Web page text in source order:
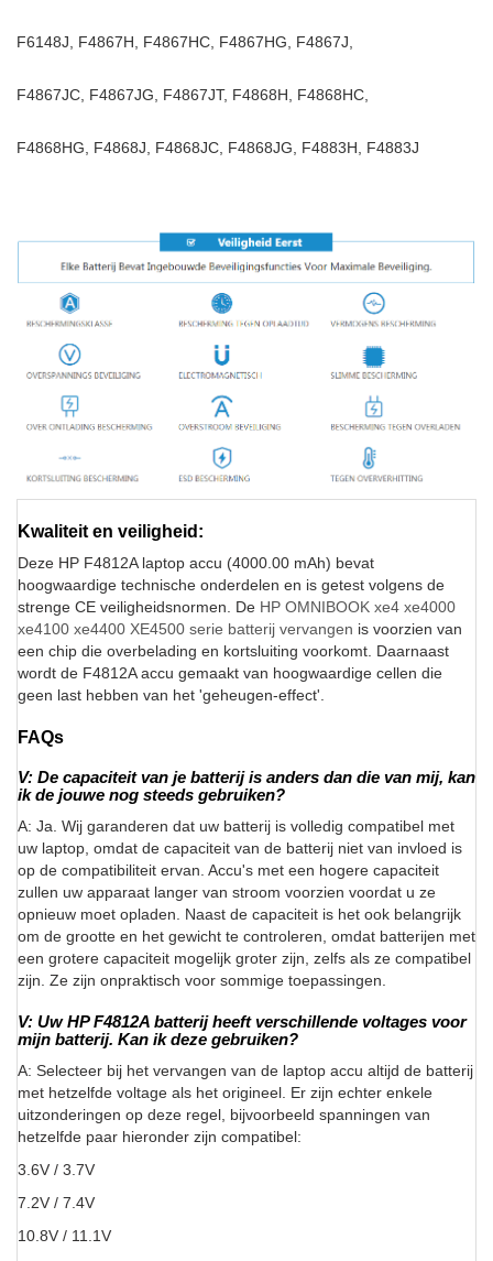
F6148J, F4867H, F4867HC, F4867HG, F4867J,
F4867JC, F4867JG, F4867JT, F4868H, F4868HC,
F4868HG, F4868J, F4868JC, F4868JG, F4883H, F4883J
Kwaliteit en veiligheid:
Deze HP F4812A laptop accu (4000.00 mAh) bevat
hoogwaardige technische onderdelen en is getest volgens de
strenge CE veiligheidsnormen. De HP OMNIBOOK xe4 xe4000
xe4100 xe4400 XE4500 serie batterij vervangen is voorzien van
een chip die overbelading en kortsluiting voorkomt. Daarnaast
wordt de F4812A accu gemaakt van hoogwaardige cellen die
geen last hebben van het 'geheugen-effect'.
FAQs
V: De capaciteit van je batterij is anders dan die van mij, kan
ik de jouwe nog steeds gebruiken?
A: Ja. Wij garanderen dat uw batterij is volledig compatibel met
uw laptop, omdat de capaciteit van de batterij niet van invloed is
op de compatibiliteit ervan. Accu's met een hogere capaciteit
zullen uw apparaat langer van stroom voorzien voordat u ze
opnieuw moet opladen. Naast de capaciteit is het ook belangrijk
om de grootte en het gewicht te controleren, omdat batterijen met
een grotere capaciteit mogelijk groter zijn, zelfs als ze compatibel
zijn. Ze zijn onpraktisch voor sommige toepassingen.
V: Uw HP F4812A batterij heeft verschillende voltages voor
mijn batterij. Kan ik deze gebruiken?
A: Selecteer bij het vervangen van de laptop accu altijd de batterij
met hetzelfde voltage als het origineel. Er zijn echter enkele
uitzonderingen op deze regel, bijvoorbeeld spanningen van
hetzelfde paar hieronder zijn compatibel:
3.6V / 3.7V
7.2V / 7.4V
10.8V / 11.1V